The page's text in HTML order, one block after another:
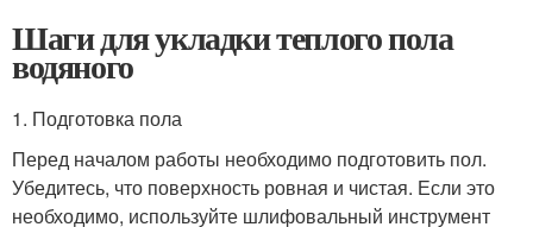
Шаги для укладки теплого пола
водяного
1. Подготовка пола
Перед началом работы необходимо подготовить пол.
Убедитесь, что поверхность ровная и чистая. Если это
необходимо, используйте шлифовальный инструмент